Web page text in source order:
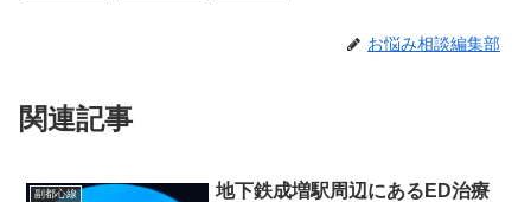
お悩み相談編集部
関連記事
副都心線
地下鉄成増駅周辺にあるED治療